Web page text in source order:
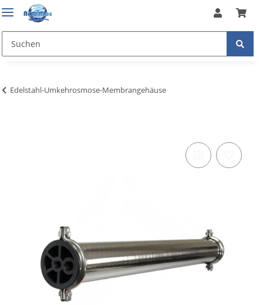
Edelstahl-Umkehrosmose-Membrangehäuse